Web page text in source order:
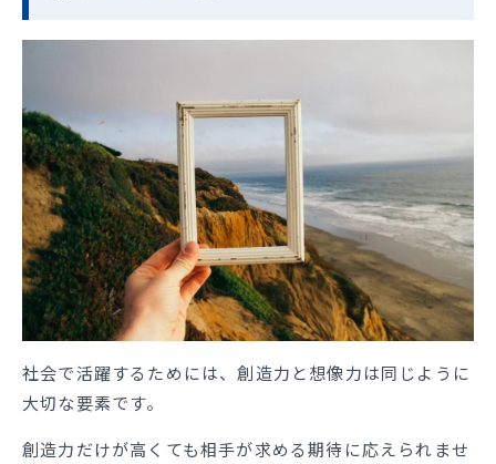
社会で活躍するためには、創造力と想像力は同じように
大切な要素です。
創造力だけが高くても相手が求める期待に応えられませ